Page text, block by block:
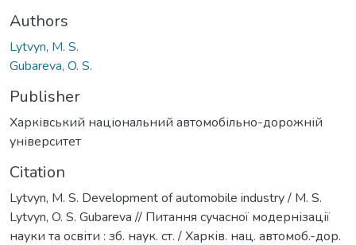
Authors
Lytvyn, M. S.
Gubareva, O. S.
Publisher
Харківський національний автомобільно-дорожній
університет
Citation
Lytvyn, M. S. Development of automobile industry / M. S.
Lytvyn, O. S. Gubareva // Питання сучасної модернізації
науки та освіти : зб. наук. ст. / Харків. нац. автомоб.-дор.